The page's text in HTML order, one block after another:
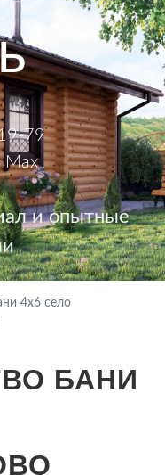
79
Max
и опытные
4х6 село
БАНИ